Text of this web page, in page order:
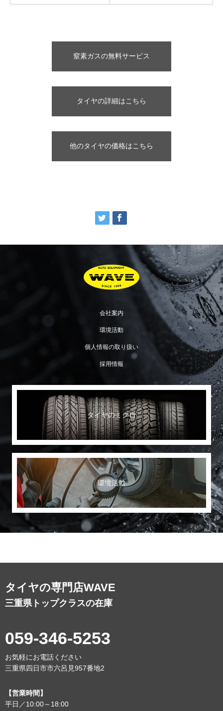
窒素ガスの無料サービス
タイヤの詳細はこちら
他のタイヤの価格はこちら
会社案内
環境活動
個人情報の取り扱い
採用情報
タイヤのミクロ
環境活動
タイヤの専門店WAVE
三重県トップクラスの在庫
059-346-5253
お気軽にお電話ください
三重県四日市市六呂見957番地2
【営業時間】
平日／10:00～18:00